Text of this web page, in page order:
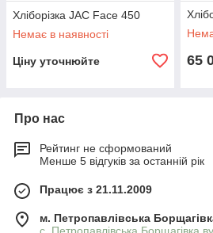
Хліборізка JAC Face 450
Немає в наявності
Ціну уточнюйте 65
Про нас
Рейтинг не сформований
Менше 5 відгуків за останній рік
Працює з 21.11.2009
м. Петропавлівська